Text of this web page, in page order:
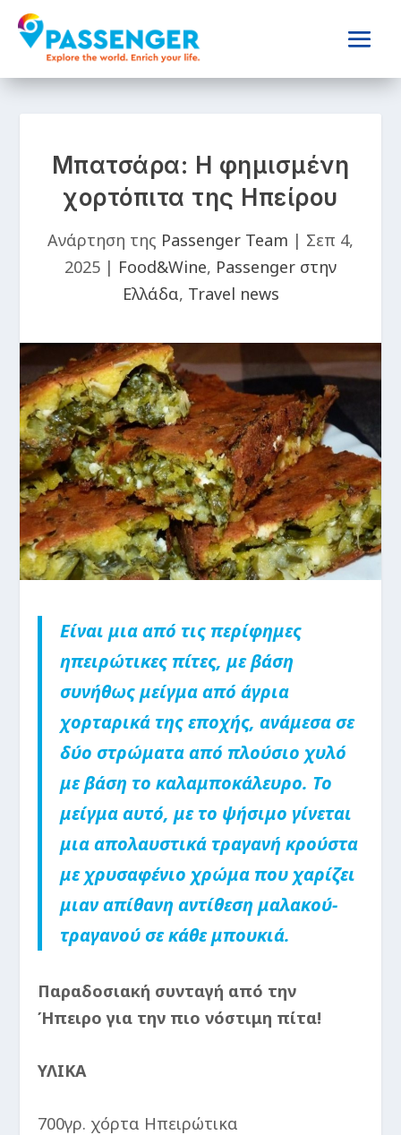
Μπατσάρα: Η φημισμένη
χορτόπιτα της Ηπείρου
Ανάρτηση της Passenger Team | Σεπ 4,
2025 | Food&Wine, Passenger στην
Ελλάδα, Travel news
Είναι μια από τις περίφημες
ηπειρώτικες πίτες, με βάση
συνήθως μείγμα από άγρια
χορταρικά της εποχής, ανάμεσα σε
δύο στρώματα από πλούσιο χυλό
με βάση το καλαμποκάλευρο. Το
μείγμα αυτό, με το ψήσιμο γίνεται
μια απολαυστικά τραγανή κρούστα
με χρυσαφένιο χρώμα που χαρίζει
μιαν απίθανη αντίθεση μαλακού-
τραγανού σε κάθε μπουκιά.
Παραδοσιακή συνταγή από την
Ήπειρο για την πιο νόστιμη πίτα!
ΥΛΙΚΑ
700γρ. χόρτα Ηπειρώτικα